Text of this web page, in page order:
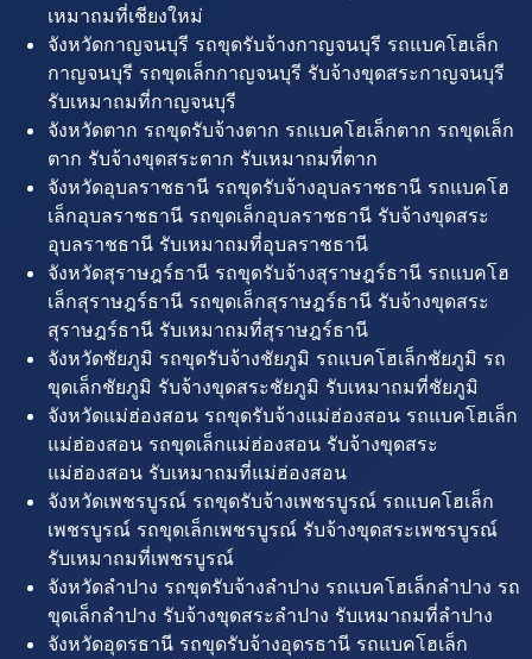
เหมาถมที่เชียงใหม่
จังหวัดกาญจนบุรี รถขุดรับจ้างกาญจนบุรี รถแบคโฮเล็ก
กาญจนบุรี รถขุดเล็กกาญจนบุรี รับจ้างขุดสระกาญจนบุรี
รับเหมาถมที่กาญจนบุรี
จังหวัดตาก รถขุดรับจ้างตาก รถแบคโฮเล็กตาก รถขุดเล็ก
ตาก รับจ้างขุดสระตาก รับเหมาถมที่ตาก
จังหวัดอุบลราชธานี รถขุดรับจ้างอุบลราชธานี รถแบคโฮ
เล็กอุบลราชธานี รถขุดเล็กอุบลราชธานี รับจ้างขุดสระ
อุบลราชธานี รับเหมาถมที่อุบลราชธานี
จังหวัดสุราษฎร์ธานี รถขุดรับจ้างสุราษฎร์ธานี รถแบคโฮ
เล็กสุราษฎร์ธานี รถขุดเล็กสุราษฎร์ธานี รับจ้างขุดสระ
สุราษฎร์ธานี รับเหมาถมที่สุราษฎร์ธานี
จังหวัดชัยภูมิ รถขุดรับจ้างชัยภูมิ รถแบคโฮเล็กชัยภูมิ รถ
ขุดเล็กชัยภูมิ รับจ้างขุดสระชัยภูมิ รับเหมาถมที่ชัยภูมิ
จังหวัดแม่ฮ่องสอน รถขุดรับจ้างแม่ฮ่องสอน รถแบคโฮเล็ก
แม่ฮ่องสอน รถขุดเล็กแม่ฮ่องสอน รับจ้างขุดสระ
แม่ฮ่องสอน รับเหมาถมที่แม่ฮ่องสอน
จังหวัดเพชรบูรณ์ รถขุดรับจ้างเพชรบูรณ์ รถแบคโฮเล็ก
เพชรบูรณ์ รถขุดเล็กเพชรบูรณ์ รับจ้างขุดสระเพชรบูรณ์
รับเหมาถมที่เพชรบูรณ์
จังหวัดลำปาง รถขุดรับจ้างลำปาง รถแบคโฮเล็กลำปาง รถ
ขุดเล็กลำปาง รับจ้างขุดสระลำปาง รับเหมาถมที่ลำปาง
จังหวัดอุดรธานี รถขุดรับจ้างอุดรธานี รถแบคโฮเล็ก